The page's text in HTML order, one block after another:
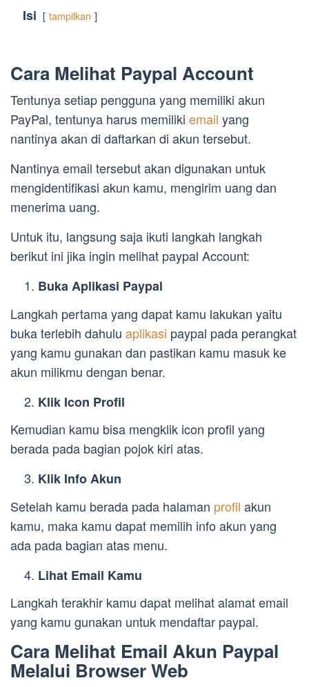
Isi tampilkan
Cara Melihat Paypal Account
Tentunya setiap pengguna yang memiliki akun
PayPal, tentunya harus memiliki email yang
nantinya akan di daftarkan di akun tersebut.
Nantinya email tersebut akan digunakan untuk
mengidentifikasi akun kamu, mengirim uang dan
menerima uang.
Untuk itu, langsung saja ikuti langkah langkah
berikut ini jika ingin melihat paypal Account:
Buka Aplikasi Paypal
Langkah pertama yang dapat kamu lakukan yaitu
buka terlebih dahulu aplikasi paypal pada perangkat
yang kamu gunakan dan pastikan kamu masuk ke
akun milikmu dengan benar.
Klik Icon Profil
Kemudian kamu bisa mengklik icon profil yang
berada pada bagian pojok kiri atas.
Klik Info Akun
Setelah kamu berada pada halaman profil akun
kamu, maka kamu dapat memilih info akun yang
ada pada bagian atas menu.
Lihat Email Kamu
Langkah terakhir kamu dapat melihat alamat email
yang kamu gunakan untuk mendaftar paypal.
Cara Melihat Email Akun Paypal
Melalui Browser Web